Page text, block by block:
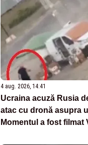
4 aug. 2026, 14:41
Ucraina acuză Rusia
atac cu dronă asupra
Momentul a fost filmat